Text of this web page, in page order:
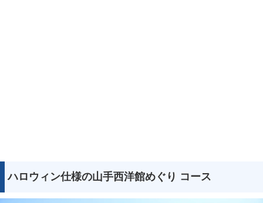
ハロウィン仕様の山手西洋館めぐり コース